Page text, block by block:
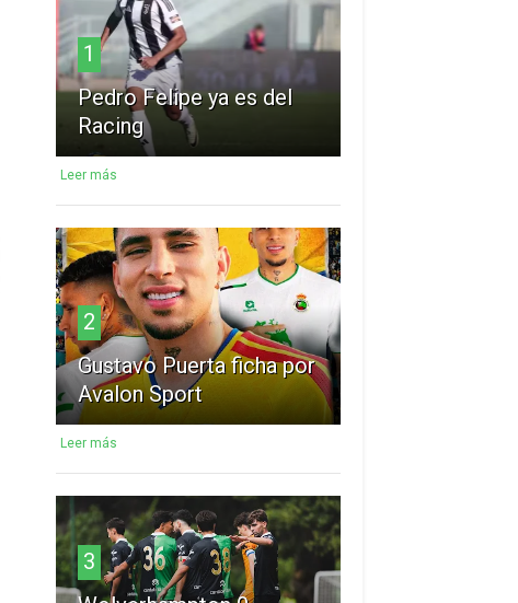
1
Pedro Felipe ya es del
Racing
Leer más
2
Gustavo Puerta ficha por
Avalon Sport
Leer más
3